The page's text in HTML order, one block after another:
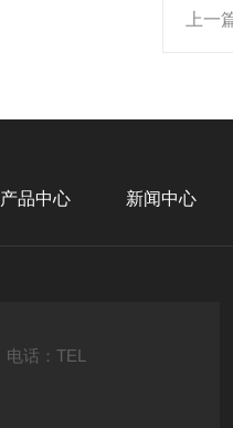
上一
产品中心 新闻中心
电话：TEL